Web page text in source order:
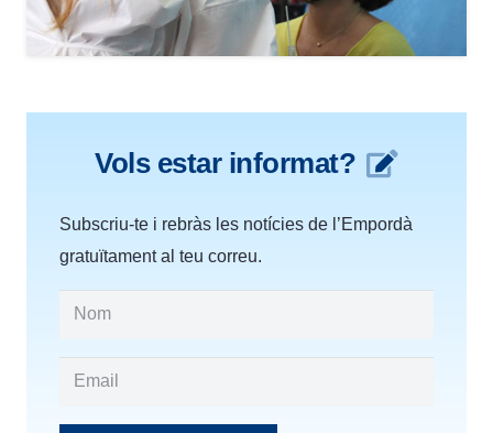
Vols estar informat?
Subscriu-te i rebràs les notícies de l’Empordà
gratuïtament al teu correu.